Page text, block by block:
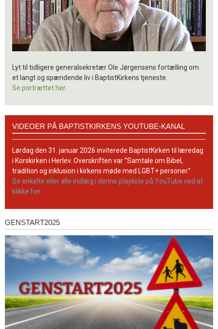
Lyt til tidligere generalsekretær Ole Jørgensens fortælling om
et langt og spændende liv i BaptistKirkens tjeneste.
Se portrættet her.
BaptistKirkens
YouTube-
kanal
VIDEOER PÅ BAPTISTKIRKENS YOUTUBE-KANAL
Lørdag den 31. januar 2026 inviterede BaptistKirken til læredag
i Korskirken i Herlev. Overskriften var ”Samtale om Bibel,
tradition og inklusion i kirkens møde med LGBT+ personer.”
Se enkelte eller alle indlæg i denne playliste på YouTube ved at
klikke her.
Genstart2025
GENSTART2025